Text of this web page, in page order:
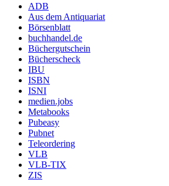
ADB
Aus dem Antiquariat
Börsenblatt
buchhandel.de
Büchergutschein
Bücherscheck
IBU
ISBN
ISNI
medien.jobs
Metabooks
Pubeasy
Pubnet
Teleordering
VLB
VLB-TIX
ZIS